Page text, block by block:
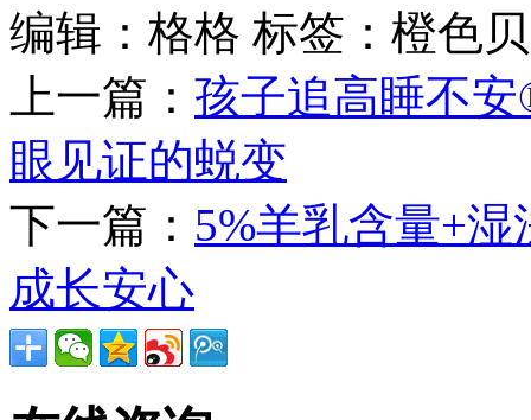
编辑：格格 标签：橙色
上一篇： 孩子追高睡不
眼见证的蜕变
下一篇： 5%羊乳含量+
成长安心